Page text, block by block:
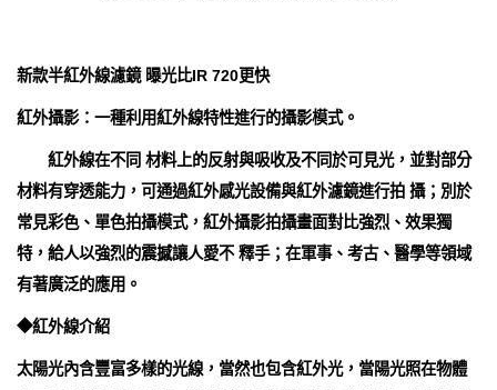
新款半紅外線濾鏡 曝光比IR 720更快
紅外攝影：一種利用紅外線特性進行的攝影模式。
紅外線在不同 材料上的反射與吸收及不同於可見光，並對部分
材料有穿透能力，可通過紅外感光設備與紅外濾鏡進行拍 攝；別於
常見彩色、單色拍攝模式，紅外攝影拍攝畫面對比強烈、效果獨
特，給人以強烈的震撼讓人愛不 釋手；在軍事、考古、醫學等領域
有著廣泛的應用。
◆紅外線介紹
太陽光內含豐富多樣的光線，當然也包含紅外光，當陽光照在物體